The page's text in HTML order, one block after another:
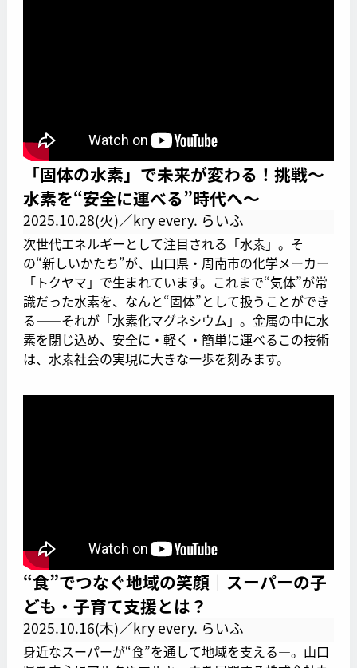
「固体の水素」で未来が変わる！挑戦～
水素を“安全に運べる”時代へ～
2025.10.28(火)／kry every. らいふ
次世代エネルギーとして注目される「水素」。そ
の“新しいかたち”が、山口県・周南市の化学メーカー
「トクヤマ」で生まれています。これまで“気体”が常
識だった水素を、なんと“固体”として扱うことができ
る――それが「水素化マグネシウム」。金属の中に水
素を閉じ込め、安全に・軽く・簡単に運べるこの技術
は、水素社会の実現に大きな一歩を刻みます。
“食”でつなぐ地域の笑顔｜スーパーの子
ども・子育て支援とは？
2025.10.16(木)／kry every. らいふ
身近なスーパーが“食”を通して地域を支える—。山口